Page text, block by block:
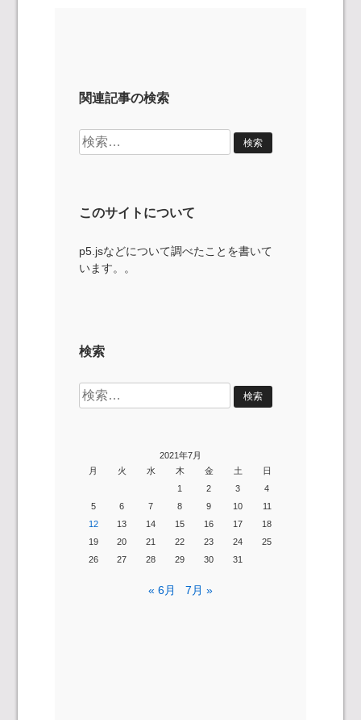
関連記事の検索
検
索:
このサイトについて
p5.jsなどについて調べたことを書いて
います。。
検索
検
索:
2021年7月
月
火 水 木 金 土
日
1
2 3
4
5
6 7 8 9 10
11
12
13 14 15 16 17
18
19
20 21 22 23 24
25
26
27 28 29 30 31
« 6月 7月 »